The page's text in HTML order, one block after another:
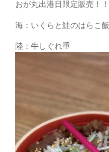
おが丸出港日限定販売！！
海：いくらと鮭のはらこ飯
陸：牛しぐれ重